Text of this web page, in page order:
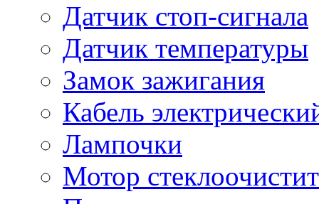
Датчик стоп-сигнала
Датчик температуры
Замок зажигания
Кабель
Лампочки
Мотор